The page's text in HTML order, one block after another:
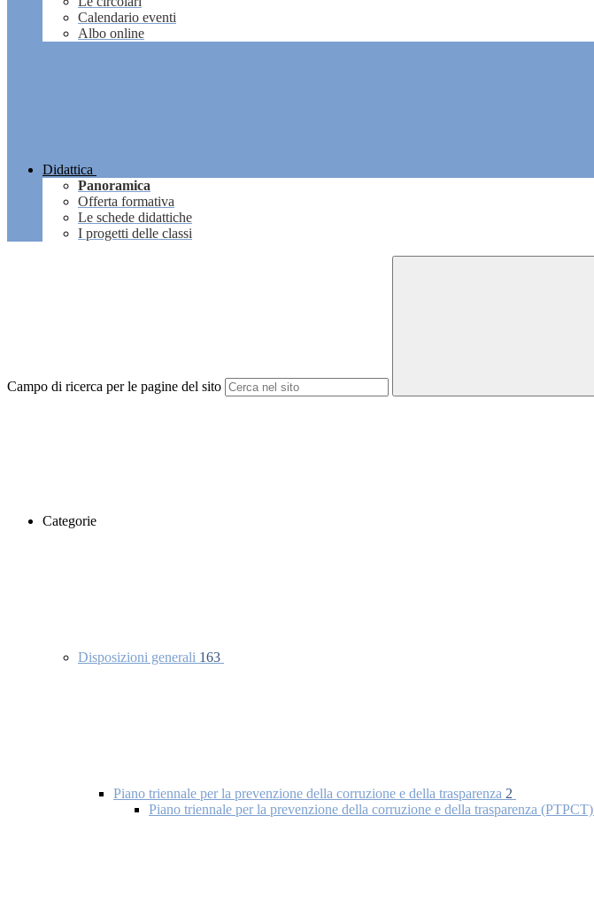
Calendario eventi
Albo online
Didattica
Panoramica
Offerta formativa
Le schede didattiche
I progetti delle classi
Campo di ricerca per le pagine del sito
Categorie
Disposizioni generali 163
Piano triennale per la prevenzione della corruzione e della trasparenza 2
Piano triennale per la prevenzione della corruzione e della trasparenza (PTPCT)